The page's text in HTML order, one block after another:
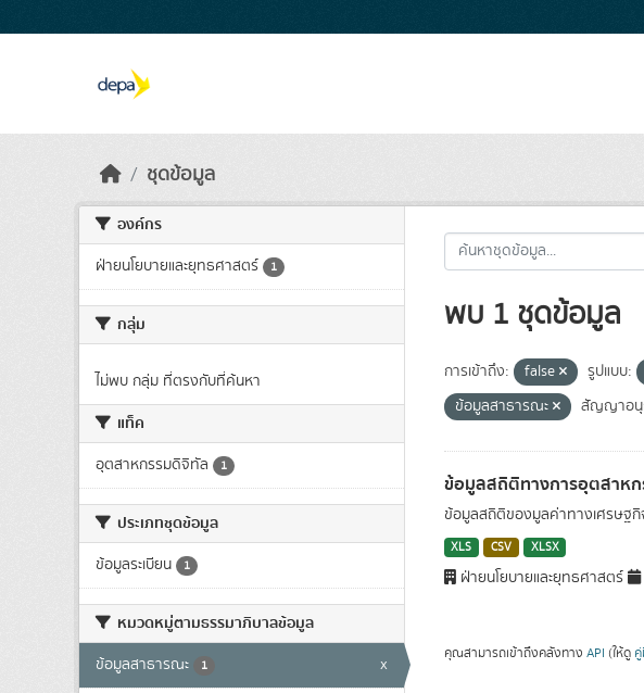
ชุดข้อมูล
องค์กร
ฝ่ายนโยบายและยุทธศาสตร์ 1
กลุ่ม
ไม่พบ กลุ่ม ที่ตรงกับที่ค้นหา
แท็ค
อุตสาหกรรมดิจิทัล 1
ประเภทชุดข้อมูล
ข้อมูลระเบียน 1
หมวดหมู่ตามธรรมาภิบาลข้อมูล
ข้อมูลสาธารณะ 1 x
พบ 1 ชุดข้อมูล
การเข้าถึง: false รูปแบบ:
ข้อมูลสาธารณะ
สัญญาอ
ข้อมูลสถิติทางการอุตสาห
ข้อมูลสถิติของมูลค่าทางเศรษฐ
XLS CSV XLSX
ฝ่ายนโยบายและยุทธศาสตร์
คุณสามารถเข้าถึงคลังทาง API (ให้ดู